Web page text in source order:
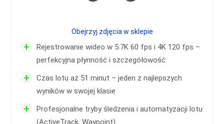
+
Rejestrowanie wideo w 5.7K 60 fps i 4K 120 fps –
perfekcyjna płynność i szczegółowość
+
Czas lotu aż 51 minut – jeden z najlepszych
wyników w swojej klasie
+
Profesjonalne tryby śledzenia i automatyzacji lotu
(ActiveTrack, Waypoint)
Obejrzyj zdjęcia w sklepie